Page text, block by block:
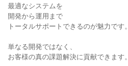
最適なシステムを
開発から運用まで
トータルサポートできるのが魅力です。
単なる開発ではなく、
お客様の真の課題解決に貢献できます。